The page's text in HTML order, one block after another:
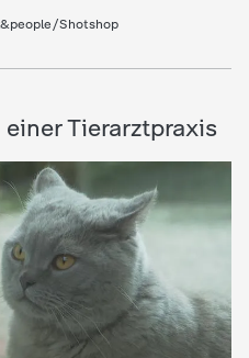
Shotshop
Tierarztpraxis